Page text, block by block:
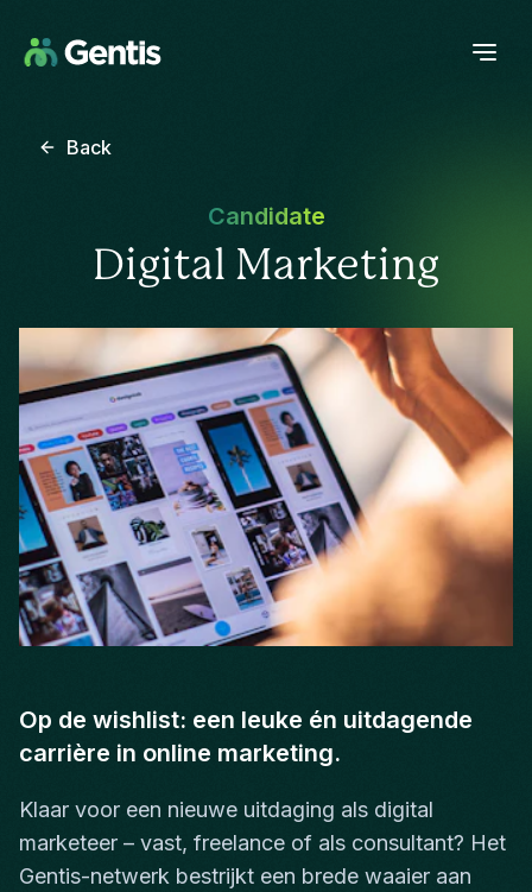
Back
Candidate
Digital Marketing
Op de wishlist: een leuke én uitdagende
carrière in online marketing.
Klaar voor een nieuwe uitdaging als digital
marketeer – vast, freelance of als consultant? Het
Gentis-netwerk bestrijkt een brede waaier aan